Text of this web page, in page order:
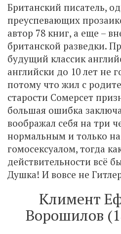
Британский писатель,
преуспевающих
автор 78 книг, а еще –
британской разведки.
будущий классик
английски до 10 лет не
потому что жил с
старости Сомерсет
большая ошибка
воображал себя на три
нормальным и только на
гомосексуалом, тогда
действительности всё
Душка! И вовсе не
Климент
Ворошилов